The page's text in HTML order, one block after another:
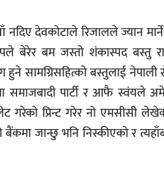
देवकोटाले रिजालले ज्यान
बेरेर बम जस्तो शंकास्पद बस्तु
सामग्रिसहित्को बस्तुलाई नेपाली
पार्टी र आफै स्वंयले
गरेको प्रिन्ट गरेर नो एमसीसी
जान्छु भनि निस्कीएको र